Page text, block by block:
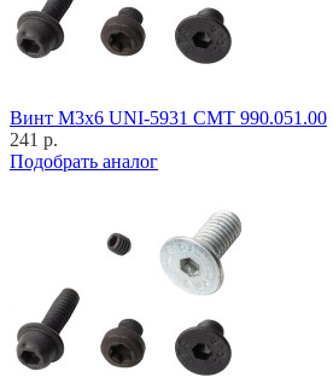
Винт M3x6 UNI-5931 CMT 990.051.00
241 р.
Подобрать аналог